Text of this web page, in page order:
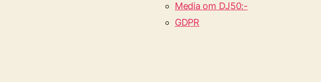
Media om DJ50:-
GDPR